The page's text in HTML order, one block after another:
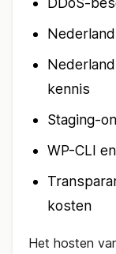
kennis
Staging-
WP-CLI
kosten
Het hosten